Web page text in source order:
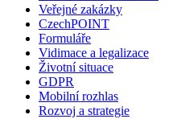
Veřejné zakázky
CzechPOINT
Formuláře
Vidimace a legalizace
Životní situace
GDPR
Mobilní rozhlas
Rozvoj a strategie